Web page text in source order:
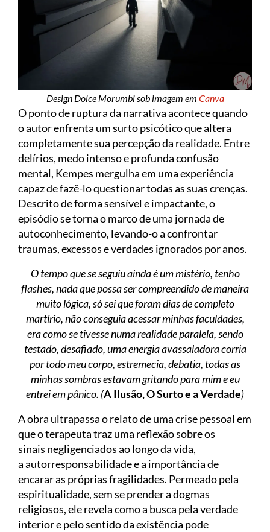
Design Dolce Morumbi sob imagem em Canva
O ponto de ruptura da narrativa acontece quando
o autor enfrenta um surto psicótico que altera
completamente sua percepção da realidade. Entre
delírios, medo intenso e profunda confusão
mental, Kempes mergulha em uma experiência
capaz de fazê-lo questionar todas as suas crenças.
Descrito de forma sensível e impactante, o
episódio se torna o marco de uma jornada de
autoconhecimento, levando-o a confrontar
traumas, excessos e verdades ignorados por anos.
O tempo que se seguiu ainda é um mistério, tenho
flashes, nada que possa ser compreendido de maneira
muito lógica, só sei que foram dias de completo
martírio, não conseguia acessar minhas faculdades,
era como se tivesse numa realidade paralela, sendo
testado, desafiado, uma energia avassaladora corria
por todo meu corpo, estremecia, debatia, todas as
minhas sombras estavam gritando para mim e eu
entrei em pânico. (A Ilusão, O Surto e a Verdade)
A obra ultrapassa o relato de uma crise pessoal em
que o terapeuta traz uma reflexão sobre os
sinais negligenciados ao longo da vida,
a autorresponsabilidade e a importância de
encarar as próprias fragilidades. Permeado pela
espiritualidade, sem se prender a dogmas
religiosos, ele revela como a busca pela verdade
interior e pelo sentido da existência pode